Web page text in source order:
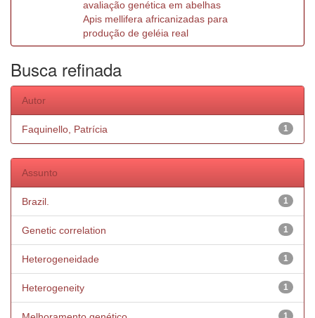
avaliação genética em abelhas
Apis mellifera africanizadas para
produção de geléia real
Busca refinada
Autor
1
Faquinello, Patrícia
Assunto
1
Brazil.
1
Genetic correlation
1
Heterogeneidade
1
Heterogeneity
1